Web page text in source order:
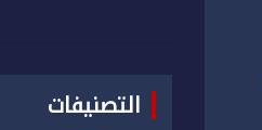
التصنيفات